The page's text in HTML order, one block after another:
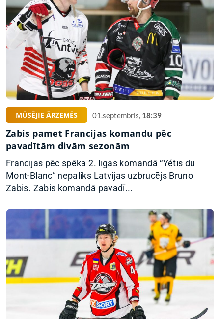
MŪSĒJIE ĀRZEMĒS 01.septembris, 18:39
Zabis pamet Francijas komandu pēc
pavadītām divām sezonām
Francijas pēc spēka 2. līgas komandā “Yétis du
Mont-Blanc” nepaliks Latvijas uzbrucējs Bruno
Zabis. Zabis komandā pavadī...